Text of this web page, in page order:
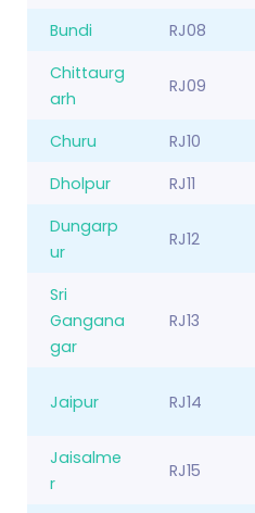
Bundi RJ08
Chittaurg
arh
RJ09
Churu RJ10
Dholpur
RJ11
Dungarp
ur
RJ12
Sri
Gangana
gar
RJ13
Jaipur RJ14
Jaisalme
r
RJ15